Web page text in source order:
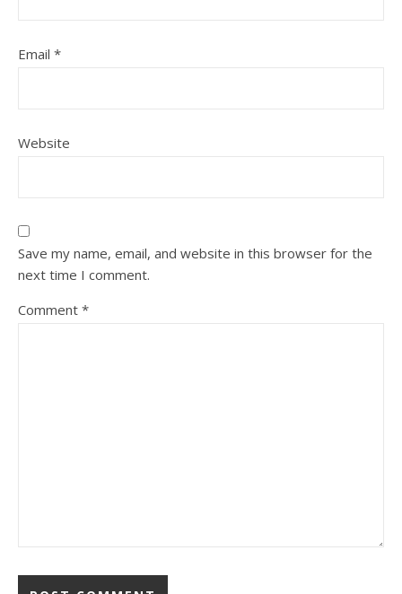
Email *
Website
Save my name, email, and website in this browser for the
next time I comment.
Comment *